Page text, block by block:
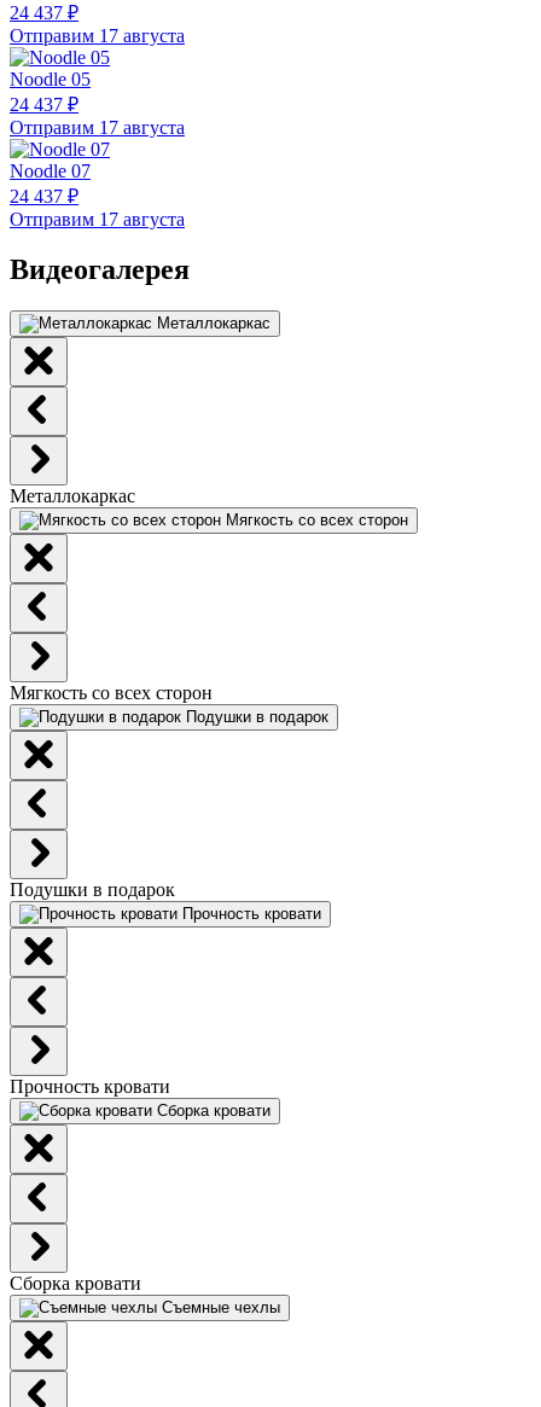
24 437 ₽
Отправим 17 августа
Noodle 05
24 437 ₽
Отправим 17 августа
Noodle 07
24 437 ₽
Отправим 17 августа
Видеогалерея
Металлокаркас
Металлокаркас
Мягкость со всех сторон
Мягкость со всех сторон
Подушки в подарок
Подушки в подарок
Прочность кровати
Прочность кровати
Сборка кровати
Сборка кровати
Съемные чехлы